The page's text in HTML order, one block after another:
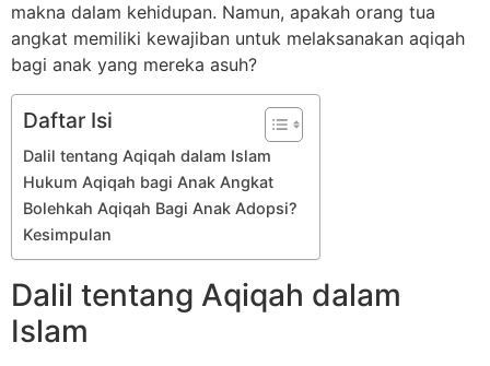
makna dalam kehidupan. Namun, apakah orang tua
angkat memiliki kewajiban untuk melaksanakan aqiqah
bagi anak yang mereka asuh?
Daftar Isi
Dalil tentang Aqiqah dalam Islam
Hukum Aqiqah bagi Anak Angkat
Bolehkah Aqiqah Bagi Anak Adopsi?
Kesimpulan
Dalil tentang Aqiqah dalam
Islam